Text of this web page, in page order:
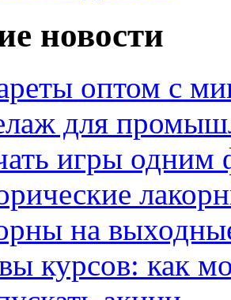
новости
оптом с
для
игры одним
на
курсов: как